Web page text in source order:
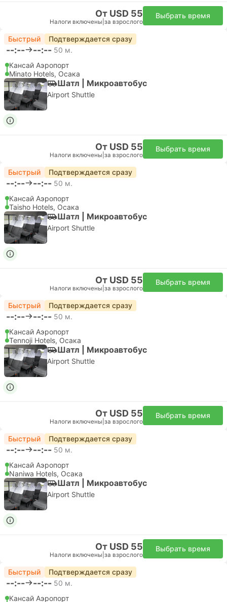
за взрослого за взрослого
Обычный
Подробнее
Подробнее
Железнодорожный проездной
Nankai Railway
Nankai Tokushima Free Pass
・Nankai Electric Railway: безлимитный проездной на
Аэропорт (за исключением Сембоку) ・Nankai Ferry:
билет туда и обратно ・Tokushima Bus ・Tokushima
City Transportation Bureau: безлимитный проездной
билет на все линии (за некоторым исключением)
Дней:
Мгновенное подтверждение
Налоги включены|за взрослого
Обычный
Железнодорожный проездной
JR West
Kansai Wide Area Pass
Osaka, Kyoto, Kobe, Nara, Himeji, Okayama, Tottori, and
more.
Дней:5
E-ticket
Мгновенное подтверждение
Налоги включены|за взрослогоза взрослого
Обычный
Подробнее
Подробнее
Железнодорожный проездной
JR West
Kansai-Hiroshima Area Pass
Мгновенное подтверждение